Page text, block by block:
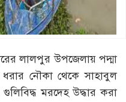
লালপুর উপজেলায় পদ্মা
ধরার নৌকা থেকে সাহাবুল
মরদেহ উদ্ধার করা